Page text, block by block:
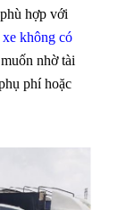
hợp với
không có
nhờ tài
phí hoặc